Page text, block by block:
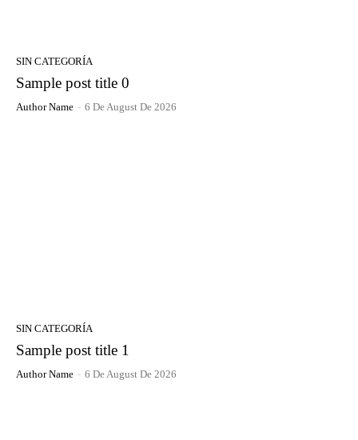
SIN CATEGORÍA
Sample post title 0
Author Name - 6 De August De 2026
SIN CATEGORÍA
Sample post title 1
Author Name - 6 De August De 2026